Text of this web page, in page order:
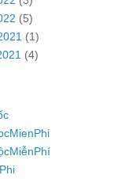
(5)
(1)
(4)